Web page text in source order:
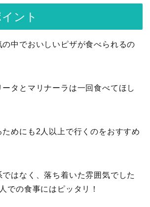
ント
中でおいしいピザが食べられるの
タとマリナーラは一回食べてほし
ためにも2人以上で行くのをおすすめ
はなく、落ち着いた雰囲気でした
での食事にはピッタリ！